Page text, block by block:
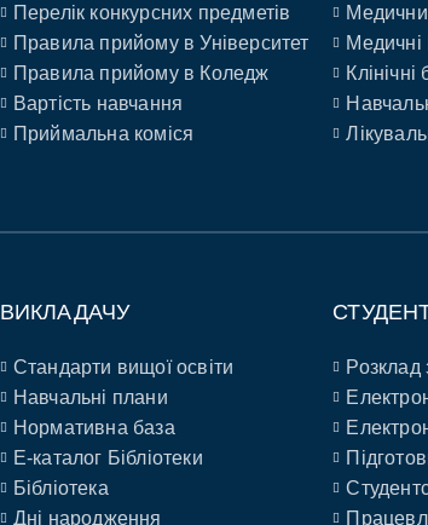
Перелік конкурсних предметів
Правила прийому в Університет
Правила прийому в Коледж
Вартість навчання
Приймальна коміся
Клінічні
ВИКЛАДАЧУ
Стандарти вищої освіти
Навчальні плани
Нормативна база
E-каталог Бібліотеки
Бібліотека
Дні народження
Розклад